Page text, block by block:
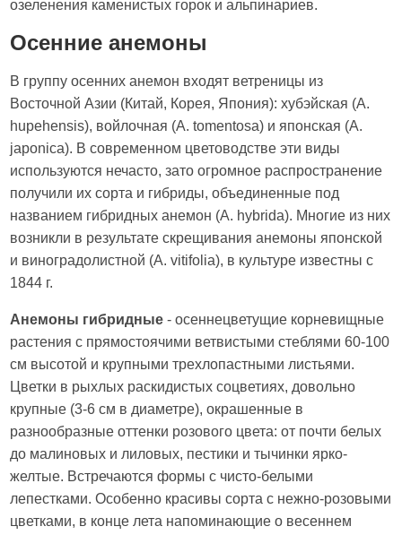
озеленения каменистых горок и альпинариев.
Осенние анемоны
В группу осенних анемон входят ветреницы из
Восточной Азии (Китай, Корея, Япония): хубэйская (A.
hupehensis), войлочная (A. tomentosa) и японская (A.
japonica). В современном цветоводстве эти виды
используются нечасто, зато огромное распространение
получили их сорта и гибриды, объединенные под
названием гибридных анемон (A. hybrida). Многие из них
возникли в результате скрещивания анемоны японской
и виноградолистной (A. vitifolia), в культуре известны с
1844 г.
Анемоны гибридные- осеннецветущие корневищные
растения с прямостоячими ветвистыми стеблями 60-100
см высотой и крупными трехлопастными листьями.
Цветки в рыхлых раскидистых соцветиях, довольно
крупные (3-6 см в диаметре), окрашенные в
разнообразные оттенки розового цвета: от почти белых
до малиновых и лиловых, пестики и тычинки ярко-
желтые. Встречаются формы с чисто-белыми
лепестками. Особенно красивы сорта с нежно-розовыми
цветками, в конце лета напоминающие о весеннем